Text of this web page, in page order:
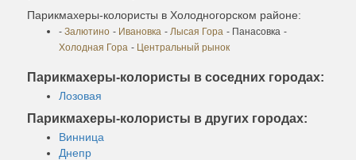
Парикмахеры-колористы в Холодногорском районе:
- Залютино - Ивановка - Лысая Гора - Панасовка -
Холодная Гора - Центральный рынок
Парикмахеры-колористы в соседних городах:
Лозовая
Парикмахеры-колористы в других городах:
Винница
Днепр